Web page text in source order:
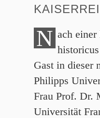
N ach
Gast in dieser
Philipps
Frau Prof. Dr.
Universität